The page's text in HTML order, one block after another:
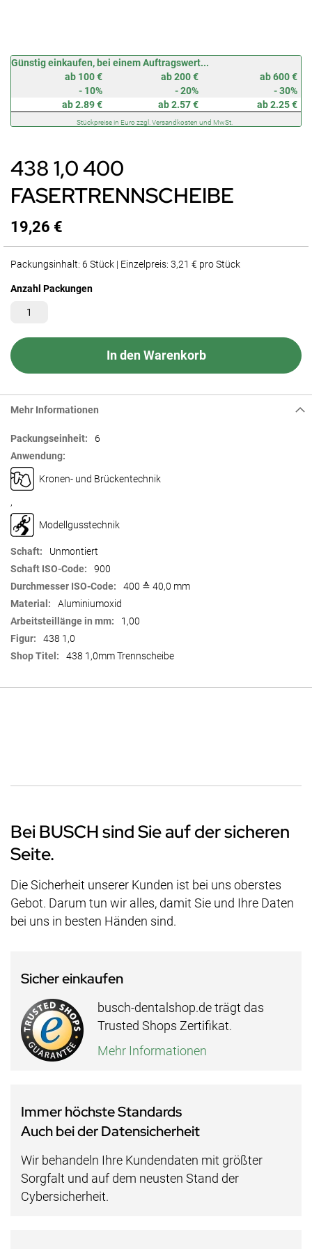
Günstig einkaufen, bei einem Auftragswert...
ab 100 €
ab 200 €
ab 600 €
- 10%
- 20%
- 30%
ab 2.89 €
ab 2.57 € ab 2.25 €
Stückpreise in Euro zzgl. Versandkosten und MwSt.
438 1,0 400
FASERTRENNSCHEIBE
19,26 €
Packungsinhalt: 6 Stück | Einzelpreis: 3,21 € pro Stück
Anzahl Packungen
In den Warenkorb
Zum
Anfang
springen
Mehr Informationen
Mehr
Informationen
6
Kronen- und Brückentechnik
,
Modellgusstechnik
Unmontiert
900
400 ≙ 40,0 mm
Aluminiumoxid
1,00
438 1,0
438 1,0mm Trennscheibe
Bei BUSCH sind Sie auf der sicheren
Seite.
Die Sicherheit unserer Kunden ist bei uns oberstes
Gebot. Darum tun wir alles, damit Sie und Ihre Daten
bei uns in besten Händen sind.
Sicher einkaufen
busch-dentalshop.de trägt das
Trusted Shops Zertifikat.
Mehr Informationen
Immer höchste Standards
Auch bei der Datensicherheit
Wir behandeln Ihre Kundendaten mit größter
Sorgfalt und auf dem neusten Stand der
Cybersicherheit.